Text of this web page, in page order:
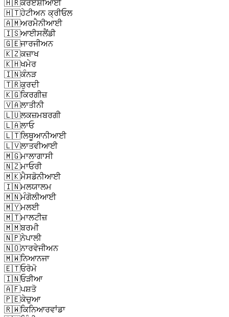
🇭🇷ਕਰੋਏਸ਼ੀਆਈ
🇭🇹ਹੇਟੀਅਨ ਕ੍ਰੀਓਲ
🇦🇲ਅਰਮੈਨੀਆਈ
🇮🇸ਆਈਸਲੈਂਡੀ
🇬🇪ਜਾਰਜੀਅਨ
🇰🇿ਕਜ਼ਾਖ
🇰🇭ਖਮੇਰ
🇮🇳ਕੰਨੜ
🇹🇷ਕੁਰਦੀ
🇰🇬ਕਿਰਗੀਜ਼
🇻🇦ਲਾਤੀਨੀ
🇱🇺ਲਕਜ਼ਮਬਰਗੀ
🇱🇦ਲਾਓ
🇱🇹ਲਿਥੂਆਨੀਆਈ
🇱🇻ਲਾਤਵੀਆਈ
🇲🇬ਮਾਲਾਗਾਸੀ
🇳🇿ਮਾਓਰੀ
🇲🇰ਮੈਸਡੋਨੀਆਈ
🇮🇳ਮਲਯਾਲਮ
🇲🇳ਮੰਗੋਲੀਆਈ
🇲🇾ਮਲਈ
🇲🇹ਮਾਲਟੀਜ਼
🇲🇲ਬਰਮੀ
🇳🇵ਨੇਪਾਲੀ
🇳🇴ਨਾਰਵੇਜੀਅਨ
🇲🇼ਨਿਆਨਜਾ
🇪🇹ਓਰੋਮੋ
🇮🇳ਓੜੀਆ
🇦🇫ਪਸ਼ਤੋ
🇵🇪ਕੇਚੁਆ
🇷🇼ਕਿਨਿਆਰਵਾਂਡਾ